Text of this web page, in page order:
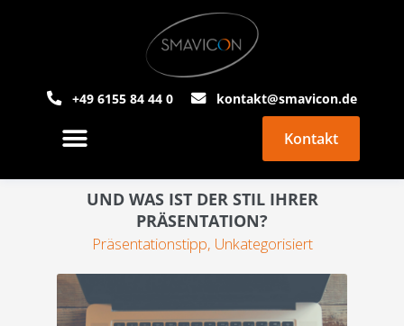
+49 6155 84 44 0 kontakt@smavicon.de
Kontakt
UND WAS IST DER STIL IHRER
PRÄSENTATION?
Präsentationstipp, Unkategorisiert